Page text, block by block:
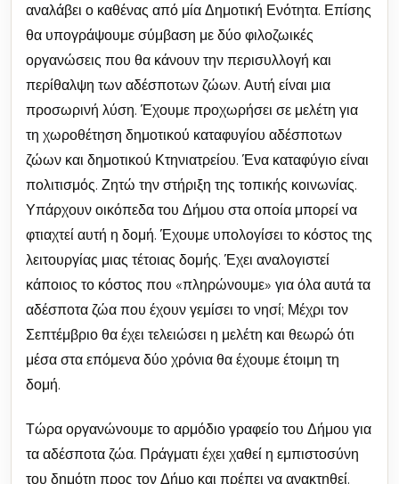
αναλάβει ο καθένας από μία Δημοτική Ενότητα. Επίσης
θα υπογράψουμε σύμβαση με δύο φιλοζωικές
οργανώσεις που θα κάνουν την περισυλλογή και
περίθαλψη των αδέσποτων ζώων. Αυτή είναι μια
προσωρινή λύση. Έχουμε προχωρήσει σε μελέτη για
τη χωροθέτηση δημοτικού καταφυγίου αδέσποτων
ζώων και δημοτικού Κτηνιατρείου. Ένα καταφύγιο είναι
πολιτισμός. Ζητώ την στήριξη της τοπικής κοινωνίας.
Υπάρχουν οικόπεδα του Δήμου στα οποία μπορεί να
φτιαχτεί αυτή η δομή. Έχουμε υπολογίσει το κόστος της
λειτουργίας μιας τέτοιας δομής. Έχει αναλογιστεί
κάποιος το κόστος που «πληρώνουμε» για όλα αυτά τα
αδέσποτα ζώα που έχουν γεμίσει το νησί; Μέχρι τον
Σεπτέμβριο θα έχει τελειώσει η μελέτη και θεωρώ ότι
μέσα στα επόμενα δύο χρόνια θα έχουμε έτοιμη τη
δομή.
Τώρα οργανώνουμε το αρμόδιο γραφείο του Δήμου για
τα αδέσποτα ζώα. Πράγματι έχει χαθεί η εμπιστοσύνη
του δημότη προς τον Δήμο και πρέπει να ανακτηθεί.